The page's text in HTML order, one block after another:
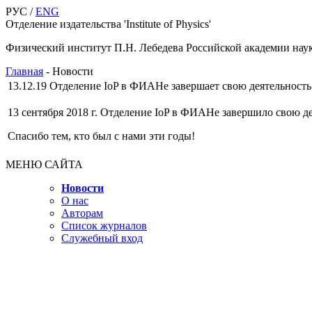
РУС /ENG
Отделение издательства 'Institute of Physics'
Физический институт П.Н. Лебедева Российской академии
Главная - Новости
13.12.19 Отделение IoP в ФИАНе завершает свою
13 сентября 2018 г. Отделение IoP в ФИАНе завершило свою
Спасибо тем, кто был с нами эти годы!
МЕНЮ САЙТА
Новости
О нас
Авторам
Список журналов
Служебный вход